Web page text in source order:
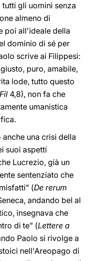
gli uomini senza
almeno di
poi all'ideale della
dominio di sé per
scrive ai Filippesi:
puro, amabile,
lode, tutto questo
Fil 4,8), non fa che
umanistica
una crisi della
suoi aspetti
Lucrezio, già un
sentenziato che
(De rerum
andando bel al
insegnava che
di te” (Lettere a
Paolo si rivolge a
nell'Areopago di